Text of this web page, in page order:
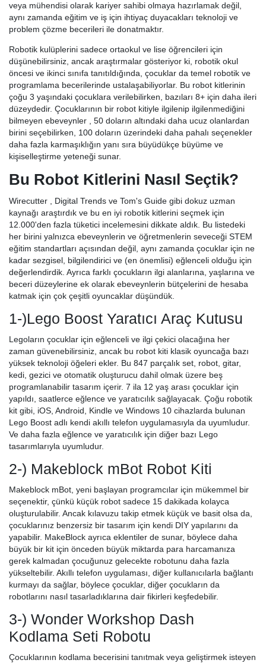
veya mühendisi olarak kariyer sahibi olmaya hazırlamak değil,
aynı zamanda eğitim ve iş için ihtiyaç duyacakları teknoloji ve
problem çözme becerileri ile donatmaktır.
Robotik kulüplerini sadece ortaokul ve lise öğrencileri için
düşünebilirsiniz, ancak araştırmalar gösteriyor ki, robotik okul
öncesi ve ikinci sınıfa tanıtıldığında, çocuklar da temel robotik ve
programlama becerilerinde ustalaşabiliyorlar. Bu robot kitlerinin
çoğu 3 yaşındaki çocuklara verilebilirken, bazıları 8+ için daha ileri
düzeydedir. Çocuklarının bir robot kitiyle ilgilenip ilgilenmediğini
bilmeyen ebeveynler , 50 doların altındaki daha ucuz olanlardan
birini seçebilirken, 100 doların üzerindeki daha pahalı seçenekler
daha fazla karmaşıklığın yanı sıra büyüdükçe büyüme ve
kişiselleştirme yeteneği sunar.
Bu Robot Kitlerini Nasıl Seçtik?
Wirecutter , Digital Trends ve Tom's Guide gibi dokuz uzman
kaynağı araştırdık ve bu en iyi robotik kitlerini seçmek için
12.000'den fazla tüketici incelemesini dikkate aldık. Bu listedeki
her birini yalnızca ebeveynlerin ve öğretmenlerin seveceği STEM
eğitim standartları açısından değil, aynı zamanda çocuklar için ne
kadar sezgisel, bilgilendirici ve (en önemlisi) eğlenceli olduğu için
değerlendirdik. Ayrıca farklı çocukların ilgi alanlarına, yaşlarına ve
beceri düzeylerine ek olarak ebeveynlerin bütçelerini de hesaba
katmak için çok çeşitli oyuncaklar düşündük.
1-)Lego Boost Yaratıcı Araç Kutusu
Legoların çocuklar için eğlenceli ve ilgi çekici olacağına her
zaman güvenebilirsiniz, ancak bu robot kiti klasik oyuncağa bazı
yüksek teknoloji öğeleri ekler. Bu 847 parçalık set, robot, gitar,
kedi, gezici ve otomatik oluşturucu dahil olmak üzere beş
programlanabilir tasarım içerir. 7 ila 12 yaş arası çocuklar için
yapıldı, saatlerce eğlence ve yaratıcılık sağlayacak. Çoğu robotik
kit gibi, iOS, Android, Kindle ve Windows 10 cihazlarda bulunan
Lego Boost adlı kendi akıllı telefon uygulamasıyla da uyumludur.
Ve daha fazla eğlence ve yaratıcılık için diğer bazı Lego
tasarımlarıyla uyumludur.
2-) Makeblock mBot Robot Kiti
Makeblock mBot, yeni başlayan programcılar için mükemmel bir
seçenektir, çünkü küçük robot sadece 15 dakikada kolayca
oluşturulabilir. Ancak kılavuzu takip etmek küçük ve basit olsa da,
çocuklarınız benzersiz bir tasarım için kendi DIY yapılarını da
yapabilir. MakeBlock ayrıca eklentiler de sunar, böylece daha
büyük bir kit için önceden büyük miktarda para harcamanıza
gerek kalmadan çocuğunuz gelecekte robotunu daha fazla
yükseltebilir. Akıllı telefon uygulaması, diğer kullanıcılarla bağlantı
kurmayı da sağlar, böylece çocuklar, diğer çocukların da
robotlarını nasıl tasarladıklarına dair fikirleri keşfedebilir.
3-) Wonder Workshop Dash
Kodlama Seti Robotu
Çocuklarının kodlama becerisini tanıtmak veya geliştirmek isteyen